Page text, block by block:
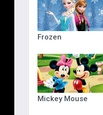
Frozen
Mickey Mouse